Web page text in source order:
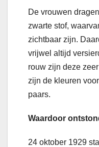
De vrouwen
zwarte stof,
zichtbaar zijn.
vrijwel altijd
rouw zijn deze
zijn de kleuren
paars.
Waardoor
24 oktober 1929